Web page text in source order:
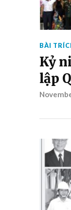
BÀI
Kỷ
lập